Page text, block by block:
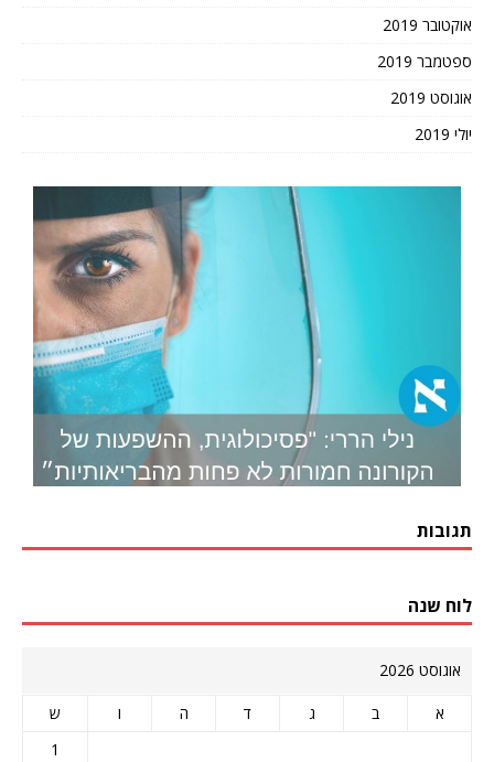
אוקטובר 2019
ספטמבר 2019
אוגוסט 2019
יולי 2019
תגובות
לוח שנה
אוגוסט 2026
א ב ג ד ה ו
ש
1